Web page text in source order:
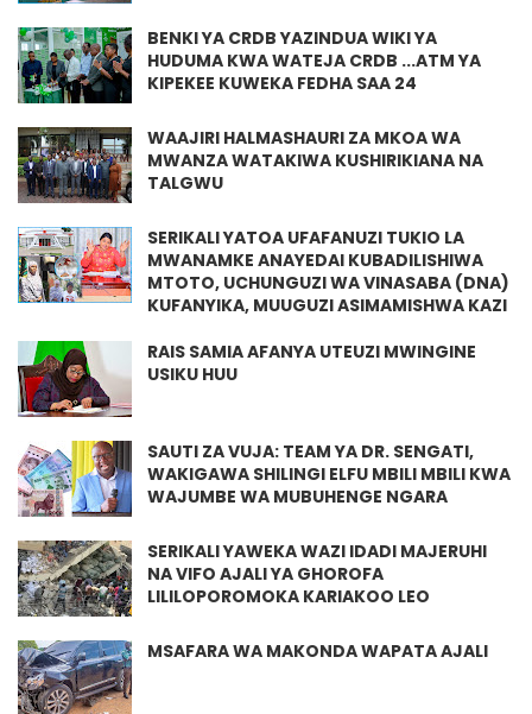
BENKI YA CRDB YAZINDUA WIKI YA
HUDUMA KWA WATEJA CRDB ...ATM YA
KIPEKEE KUWEKA FEDHA SAA 24
WAAJIRI HALMASHAURI ZA MKOA WA
MWANZA WATAKIWA KUSHIRIKIANA NA
TALGWU
SERIKALI YATOA UFAFANUZI TUKIO LA
MWANAMKE ANAYEDAI KUBADILISHIWA
MTOTO, UCHUNGUZI WA VINASABA (DNA)
KUFANYIKA, MUUGUZI ASIMAMISHWA KAZI
RAIS SAMIA AFANYA UTEUZI MWINGINE
USIKU HUU
SAUTI ZA VUJA: TEAM YA DR. SENGATI,
WAKIGAWA SHILINGI ELFU MBILI MBILI KWA
WAJUMBE WA MUBUHENGE NGARA
SERIKALI YAWEKA WAZI IDADI MAJERUHI
NA VIFO AJALI YA GHOROFA
LILILOPOROMOKA KARIAKOO LEO
MSAFARA WA MAKONDA WAPATA AJALI